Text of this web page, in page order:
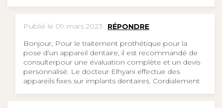
Publié le 09 mars 2023
RÉPONDRE
Bonjour, Pour le traitement prothétique pour la
pose d’un appareil dentaire, il est recommandé de
consulterpour une évaluation complète et un devis
personnalisé. Le docteur Elhyani effectue des
appareils fixes sur implants dentaires. Cordialement